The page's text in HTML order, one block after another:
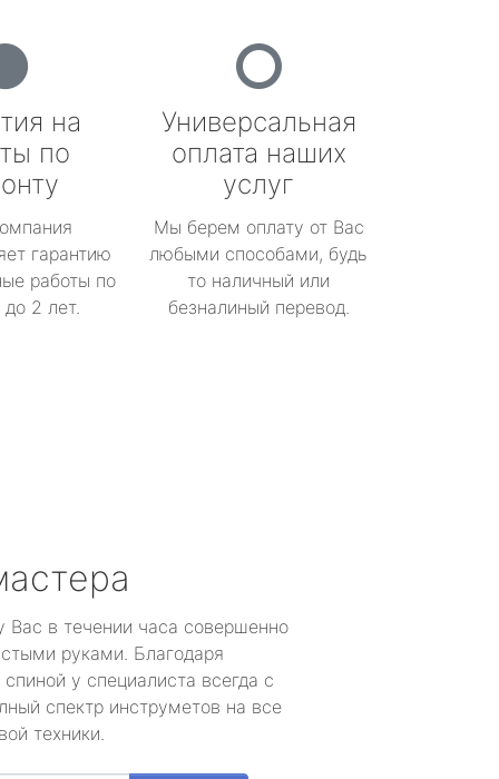
на
по
гарантию
работы по
2 лет.
Универсальная
оплата наших
услуг
Мы берем оплату от Вас
любыми способами, будь
то наличный или
безналиный перевод.
Вас в течении часа совершенно
руками. Благодаря
у специалиста всегда с
спектр инструметов на все
техники.